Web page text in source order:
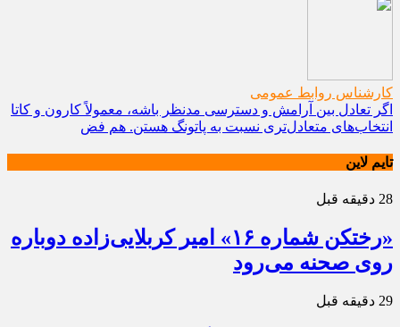
کارشناس روابط عمومی
اگر تعادل بین آرامش و دسترسی مدنظر باشه، معمولاً کارون و کاتا
انتخاب‌های متعادل‌تری نسبت به پاتونگ هستن. هم فض
تایم لاین
28 دقیقه قبل
«رختکن شماره ۱۶» امیر کربلایی‌زاده دوباره
روی صحنه می‌رود
29 دقیقه قبل